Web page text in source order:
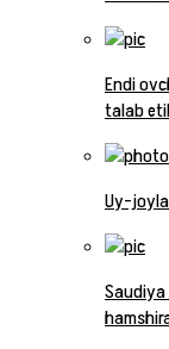
Endi
talab
Uy-